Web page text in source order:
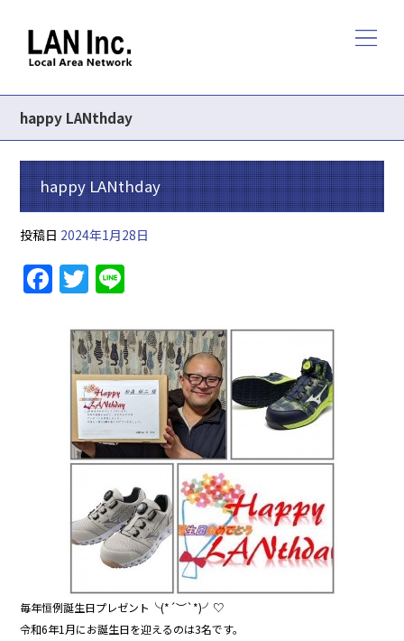
happy LANthday
happy LANthday
投稿日 2024年1月28日
F
a
o
T
w
itt
er
e
毎年恒例誕生日プレゼント╰(*´︶`*)╯♡
令和6年1月にお誕生日を迎えるのは3名です。